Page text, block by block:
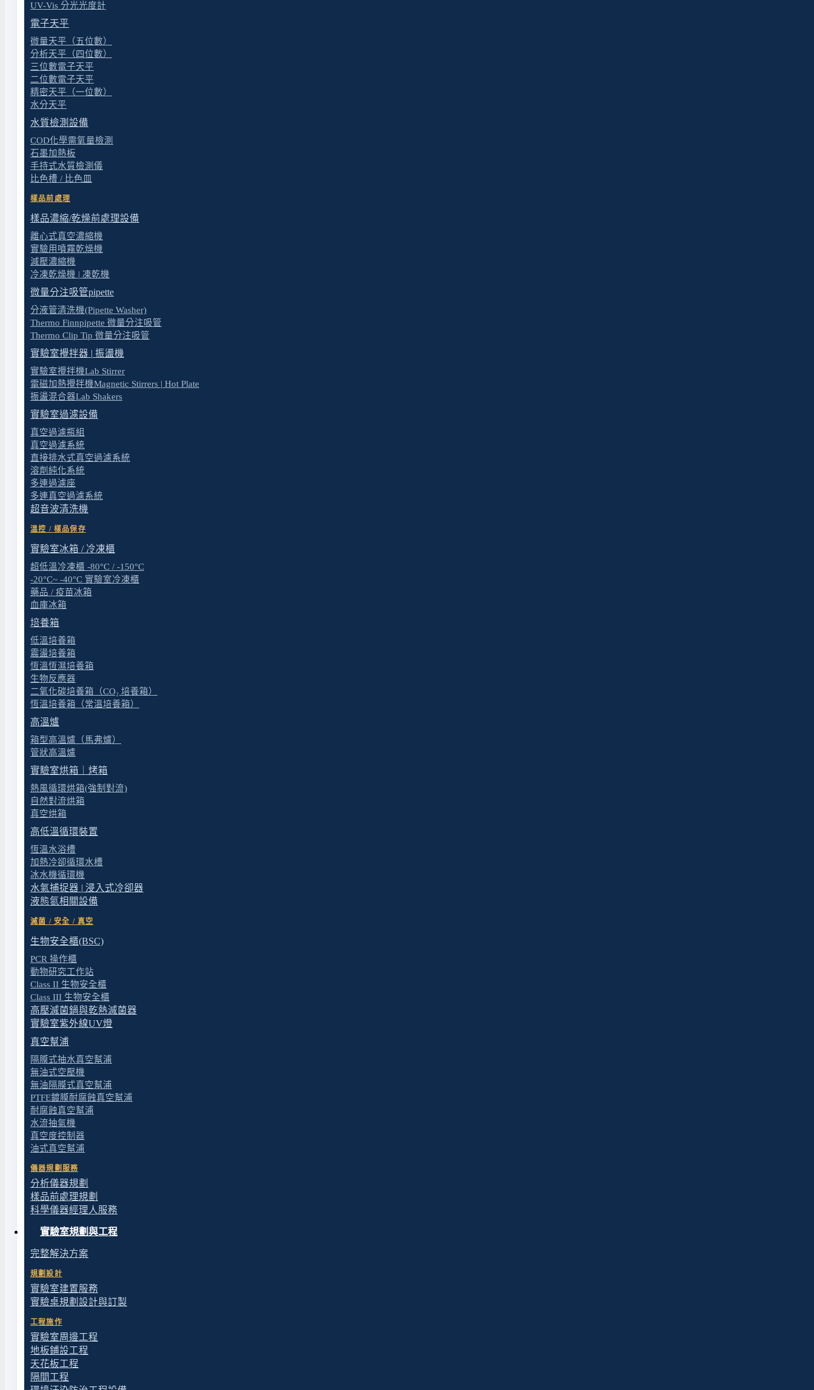
UV-Vis 分光光度計
電子天平
微量天平（五位數）
分析天平（四位數）
三位數電子天平
二位數電子天平
精密天平（一位數）
水分天平
水質檢測設備
COD化學需氧量檢測
石墨加熱板
手持式水質檢測儀
比色槽 / 比色皿
樣品前處理
樣品濃縮/乾燥前處理設備
離心式真空濃縮機
實驗用噴霧乾燥機
減壓濃縮機
冷凍乾燥機 | 凍乾機
微量分注吸管pipette
分液管清洗機(Pipette Washer)
Thermo Finnpipette 微量分注吸管
Thermo Clip Tip 微量分注吸管
實驗室攪拌器 | 振盪機
實驗室攪拌機Lab Stirrer
電磁加熱攪拌機Magnetic Stirrers | Hot Plate
振盪混合器Lab Shakers
實驗室過濾設備
真空過濾瓶組
真空過濾系統
直接排水式真空過濾系統
溶劑純化系統
多連過濾座
多連真空過濾系統
超音波清洗機
溫控 / 樣品保存
實驗室冰箱 / 冷凍櫃
超低溫冷凍櫃 -80°C / -150°C
-20°C~ -40°C 實驗室冷凍櫃
藥品 / 疫苗冰箱
血庫冰箱
培養箱
低溫培養箱
震盪培養箱
恆溫恆濕培養箱
生物反應器
二氧化碳培養箱（CO₂ 培養箱）
恆溫培養箱（常溫培養箱）
高溫爐
箱型高溫爐（馬弗爐）
管狀高溫爐
實驗室烘箱｜烤箱
熱風循環烘箱(強制對流)
自然對流烘箱
真空烘箱
高低溫循環裝置
恆溫水浴槽
加熱冷卻循環水槽
冰水機循環機
水氣捕捉器 | 浸入式冷卻器
液態氮相關設備
滅菌 / 安全 / 真空
生物安全櫃(BSC)
PCR 操作櫃
動物研究工作站
Class II 生物安全櫃
Class III 生物安全櫃
高壓滅菌鍋與乾熱滅菌器
實驗室紫外線UV燈
真空幫浦
隔膜式抽水真空幫浦
無油式空壓機
無油隔膜式真空幫浦
PTFE鍍膜耐腐蝕真空幫浦
耐腐蝕真空幫浦
水流抽氣機
真空度控制器
油式真空幫浦
儀器規劃服務
分析儀器規劃
樣品前處理規劃
科學儀器經理人服務
實驗室規劃與工程
完整解決方案
規劃設計
實驗室建置服務
實驗桌規劃設計與訂製
工程施作
實驗室周邊工程
地板鋪設工程
天花板工程
隔間工程
GTP（Good Tissue Practice，人體細胞組織優良操作規範）實驗室處理的是要用於研究或醫療的人體組織，例如細胞、器官。這些組織最後
可能回到人體，所以實驗室的設計與建造都得符合嚴格規範，確保安全與品質、避免交叉污染。這個案子還多了「教學示範」的需求——要
讓學員看得到、學得到。
核心是分流。人流、物流、氣流各走各的，空間切成準備區、操作區、儲存區，中間用緩衝區隔開，把交叉污染的機會壓到最低。潔淨靠環
境撐著：獨立空調精準控制溫度、濕度與潔淨度，牆面與檯面選好清潔、耐腐蝕的材料，像環氧樹脂地板、不鏽鋼工作台，方便清潔消毒。
操作區就能觀摩，也留了實作訓練的空間。
從空間分區、環控、安全到教學動線，由原拓依 GTP 規範一次規劃建置。想了解更多 GTP 實驗室的規劃要點，可參考我們的
頁。你的實驗室也有規劃或建置需求嗎？原拓提供整合空間、機電與設備的
GTP教學示範實驗室規劃建置 相關圖片（點擊放大）